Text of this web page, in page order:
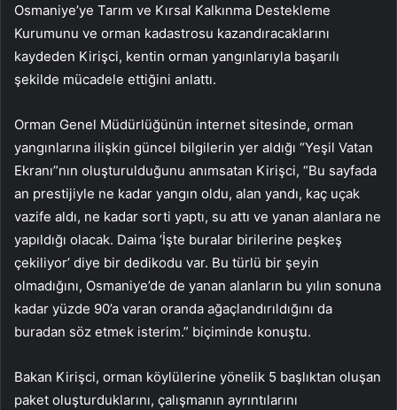
Osmaniye’ye Tarım ve Kırsal Kalkınma Destekleme
Kurumunu ve orman kadastrosu kazandıracaklarını
kaydeden Kirişci, kentin orman yangınlarıyla başarılı
şekilde mücadele ettiğini anlattı.
Orman Genel Müdürlüğünün internet sitesinde, orman
yangınlarına ilişkin güncel bilgilerin yer aldığı “Yeşil Vatan
Ekranı”nın oluşturulduğunu anımsatan Kirişci, “Bu sayfada
an prestijiyle ne kadar yangın oldu, alan yandı, kaç uçak
vazife aldı, ne kadar sorti yaptı, su attı ve yanan alanlara ne
yapıldığı olacak. Daima ‘İşte buralar birilerine peşkeş
çekiliyor’ diye bir dedikodu var. Bu türlü bir şeyin
olmadığını, Osmaniye’de de yanan alanların bu yılın sonuna
kadar yüzde 90’a varan oranda ağaçlandırıldığını da
buradan söz etmek isterim.” biçiminde konuştu.
Bakan Kirişci, orman köylülerine yönelik 5 başlıktan oluşan
paket oluşturduklarını, çalışmanın ayrıntılarını